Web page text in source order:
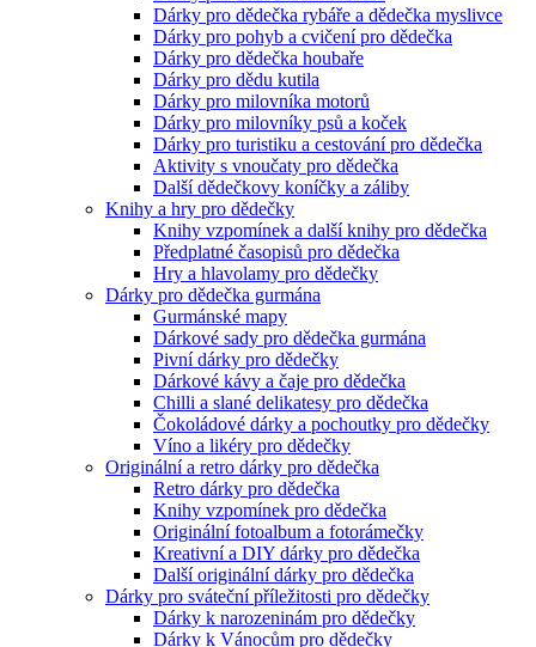
Dárky pro dědečka rybáře a dědečka myslivce
Dárky pro pohyb a cvičení pro dědečka
Dárky pro dědečka houbaře
Dárky pro dědu kutila
Dárky pro milovníka motorů
Dárky pro milovníky psů a koček
Dárky pro turistiku a cestování pro dědečka
Aktivity s vnoučaty pro dědečka
Další dědečkovy koníčky a záliby
Knihy a hry pro dědečky
Knihy vzpomínek a další knihy pro dědečka
Předplatné časopisů pro dědečka
Hry a hlavolamy pro dědečky
Dárky pro dědečka gurmána
Gurmánské mapy
Dárkové sady pro dědečka gurmána
Pivní dárky pro dědečky
Dárkové kávy a čaje pro dědečka
Chilli a slané delikatesy pro dědečka
Čokoládové dárky a pochoutky pro dědečky
Víno a likéry pro dědečky
Originální a retro dárky pro dědečka
Retro dárky pro dědečka
Knihy vzpomínek pro dědečka
Originální fotoalbum a fotorámečky
Kreativní a DIY dárky pro dědečka
Další originální dárky pro dědečka
Dárky pro sváteční příležitosti pro dědečky
Dárky k narozeninám pro dědečky
Dárky k Vánocům pro dědečky